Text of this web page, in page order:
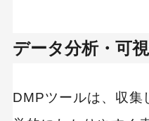
データ分析・可
DMPツールは、収集